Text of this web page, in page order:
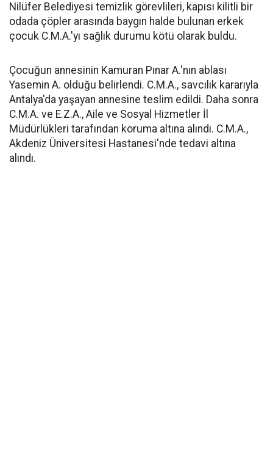
Nilüfer Belediyesi temizlik görevlileri, kapısı kilitli bir
odada çöpler arasında baygın halde bulunan erkek
çocuk C.M.A.'yı sağlık durumu kötü olarak buldu.
Çocuğun annesinin Kamuran Pınar A.'nın ablası
Yasemin A. olduğu belirlendi. C.M.A., savcılık kararıyla
Antalya'da yaşayan annesine teslim edildi. Daha sonra
C.M.A. ve E.Z.A., Aile ve Sosyal Hizmetler İl
Müdürlükleri tarafından koruma altına alındı. C.M.A.,
Akdeniz Üniversitesi Hastanesi'nde tedavi altına
alındı.